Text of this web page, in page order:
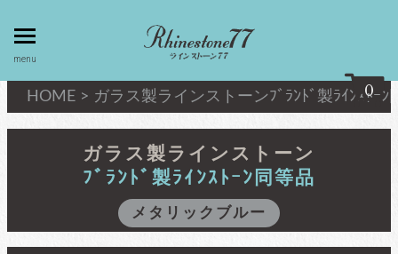
toggle
menu
menu
0
my page
マイページ
個人情報取
扱
linestone ラインストーン
HOME > ガラス製ラインストーンﾌﾞﾗﾝﾄﾞ製ﾗｲﾝｽﾄｰﾝ
ガラス製ラインストーン
ﾌﾞﾗﾝﾄﾞ製ﾗｲﾝｽﾄｰﾝ同等品
メタリックブルー